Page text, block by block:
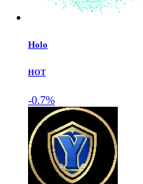
Holo
HOT
-0.7%